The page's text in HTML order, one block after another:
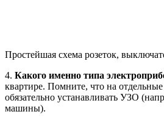
Простейшая схема розеток,
4. Какого именно типа
квартире. Помните, что на
обязательно устанавливать УЗО
машины).